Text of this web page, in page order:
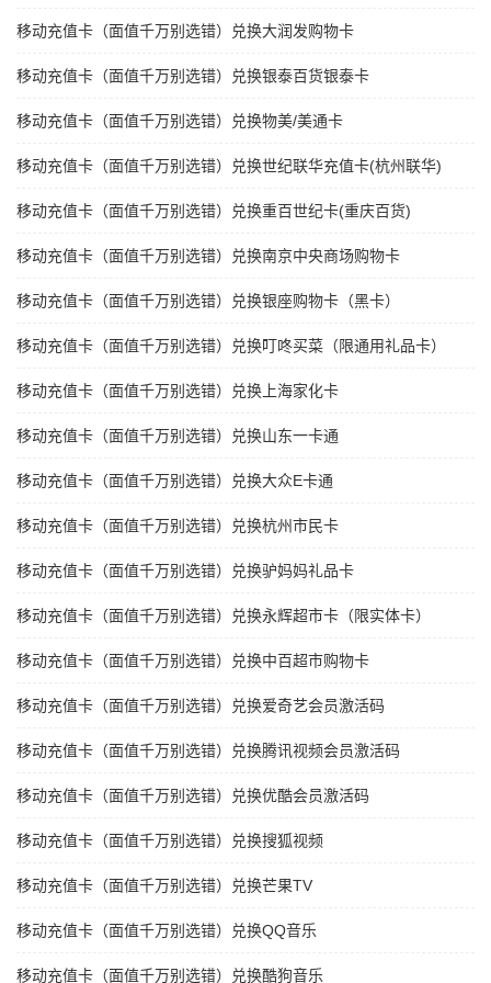
移动充值卡（面值千万别选错）兑换大润发购物卡
移动充值卡（面值千万别选错）兑换银泰百货银泰卡
移动充值卡（面值千万别选错）兑换物美/美通卡
移动充值卡（面值千万别选错）兑换世纪联华充值卡(杭州联华)
移动充值卡（面值千万别选错）兑换重百世纪卡(重庆百货)
移动充值卡（面值千万别选错）兑换南京中央商场购物卡
移动充值卡（面值千万别选错）兑换银座购物卡（黑卡）
移动充值卡（面值千万别选错）兑换叮咚买菜（限通用礼品卡）
移动充值卡（面值千万别选错）兑换上海家化卡
移动充值卡（面值千万别选错）兑换山东一卡通
移动充值卡（面值千万别选错）兑换大众E卡通
移动充值卡（面值千万别选错）兑换杭州市民卡
移动充值卡（面值千万别选错）兑换驴妈妈礼品卡
移动充值卡（面值千万别选错）兑换永辉超市卡（限实体卡）
移动充值卡（面值千万别选错）兑换中百超市购物卡
移动充值卡（面值千万别选错）兑换爱奇艺会员激活码
移动充值卡（面值千万别选错）兑换腾讯视频会员激活码
移动充值卡（面值千万别选错）兑换优酷会员激活码
移动充值卡（面值千万别选错）兑换搜狐视频
移动充值卡（面值千万别选错）兑换芒果TV
移动充值卡（面值千万别选错）兑换QQ音乐
移动充值卡（面值千万别选错）兑换酷狗音乐